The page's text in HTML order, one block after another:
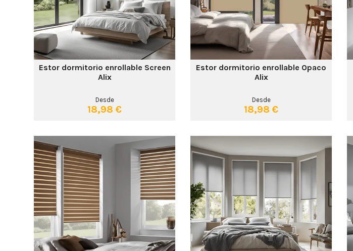
Estor dormitorio enrollable Screen
Alix
Desde
18,98 €
Estor dormitorio enrollable Opaco
Alix
Desde
18,98 €